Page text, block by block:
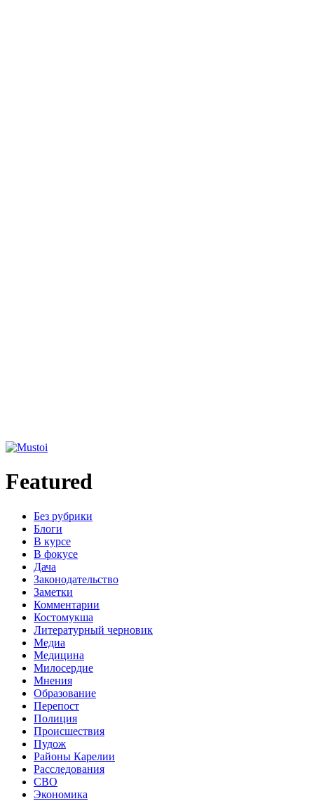
Featured
Без рубрики
Блоги
В курсе
В фокусе
Дача
Законодательство
Заметки
Комментарии
Костомукша
Литературный черновик
Медиа
Медицина
Милосердие
Мнения
Образование
Перепост
Полиция
Происшествия
Пудож
Районы Карелии
Расследования
СВО
Экономика